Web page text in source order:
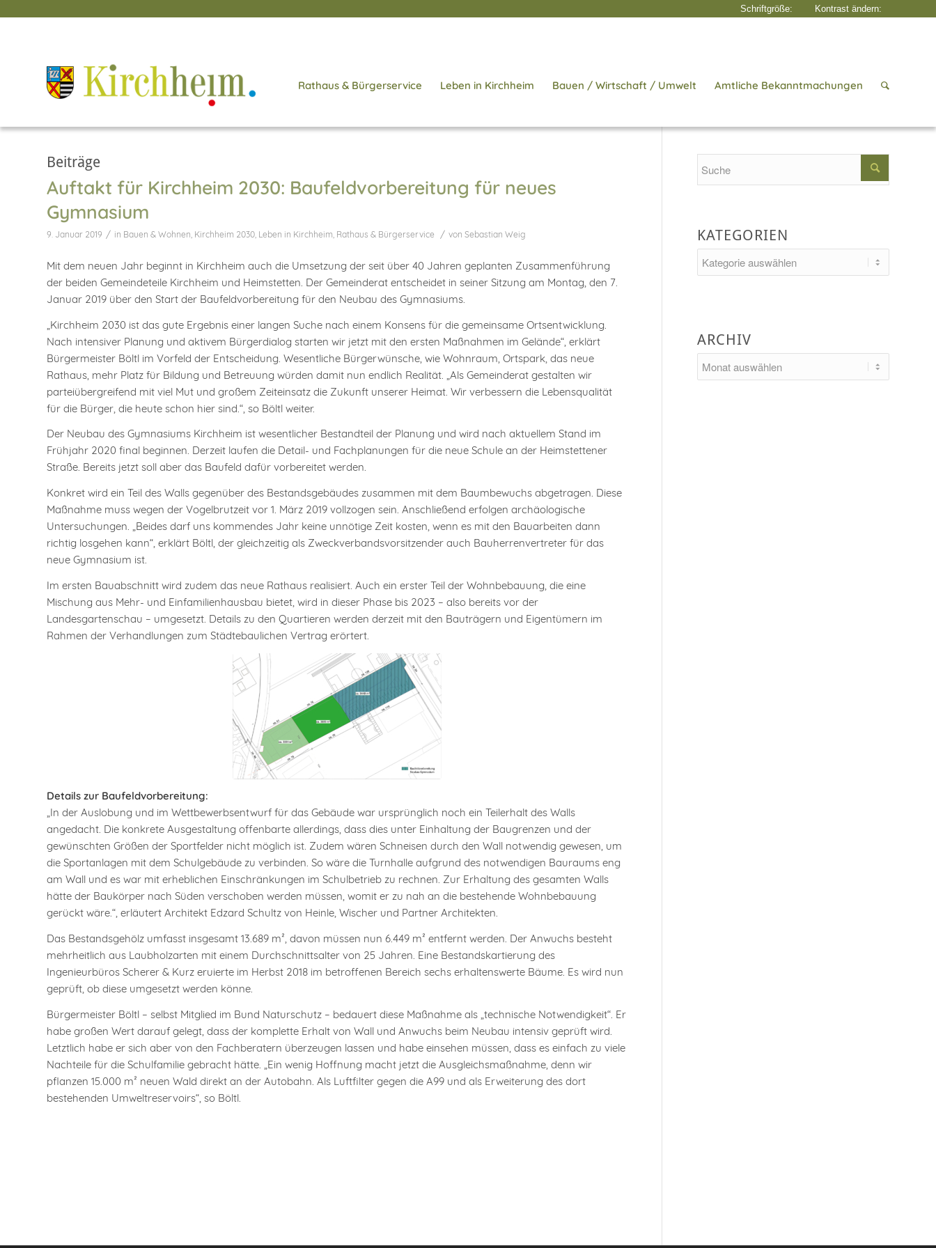
Rathaus & Bürgerservice Leben in Kirchheim Bauen / Wirtschaft / Umwelt Amtliche Bekanntmachungen
Beiträge
Auftakt für Kirchheim 2030: Baufeldvorbereitung für neues
Gymnasium
9. Januar 2019 / in Bauen & Wohnen, Kirchheim 2030, Leben in Kirchheim, Rathaus & Bürgerservice / von Sebastian Weig
Mit dem neuen Jahr beginnt in Kirchheim auch die Umsetzung der seit über 40 Jahren geplanten Zusammenführung
der beiden Gemeindeteile Kirchheim und Heimstetten. Der Gemeinderat entscheidet in seiner Sitzung am Montag, den 7.
Januar 2019 über den Start der Baufeldvorbereitung für den Neubau des Gymnasiums.
„Kirchheim 2030 ist das gute Ergebnis einer langen Suche nach einem Konsens für die gemeinsame Ortsentwicklung.
Nach intensiver Planung und aktivem Bürgerdialog starten wir jetzt mit den ersten Maßnahmen im Gelände“, erklärt
Bürgermeister Böltl im Vorfeld der Entscheidung. Wesentliche Bürgerwünsche, wie Wohnraum, Ortspark, das neue
Rathaus, mehr Platz für Bildung und Betreuung würden damit nun endlich Realität. „Als Gemeinderat gestalten wir
parteiübergreifend mit viel Mut und großem Zeiteinsatz die Zukunft unserer Heimat. Wir verbessern die Lebensqualität
für die Bürger, die heute schon hier sind.“, so Böltl weiter.
Der Neubau des Gymnasiums Kirchheim ist wesentlicher Bestandteil der Planung und wird nach aktuellem Stand im
Frühjahr 2020 final beginnen. Derzeit laufen die Detail- und Fachplanungen für die neue Schule an der Heimstettener
Straße. Bereits jetzt soll aber das Baufeld dafür vorbereitet werden.
Konkret wird ein Teil des Walls gegenüber des Bestandsgebäudes zusammen mit dem Baumbewuchs abgetragen. Diese
Maßnahme muss wegen der Vogelbrutzeit vor 1. März 2019 vollzogen sein. Anschließend erfolgen archäologische
Untersuchungen. „Beides darf uns kommendes Jahr keine unnötige Zeit kosten, wenn es mit den Bauarbeiten dann
richtig losgehen kann“, erklärt Böltl, der gleichzeitig als Zweckverbandsvorsitzender auch Bauherrenvertreter für das
neue Gymnasium ist.
Im ersten Bauabschnitt wird zudem das neue Rathaus realisiert. Auch ein erster Teil der Wohnbebauung, die eine
Mischung aus Mehr- und Einfamilienhausbau bietet, wird in dieser Phase bis 2023 – also bereits vor der
Landesgartenschau – umgesetzt. Details zu den Quartieren werden derzeit mit den Bauträgern und Eigentümern im
Rahmen der Verhandlungen zum Städtebaulichen Vertrag erörtert.
Details zur Baufeldvorbereitung:
„In der Auslobung und im Wettbewerbsentwurf für das Gebäude war ursprünglich noch ein Teilerhalt des Walls
angedacht. Die konkrete Ausgestaltung offenbarte allerdings, dass dies unter Einhaltung der Baugrenzen und der
gewünschten Größen der Sportfelder nicht möglich ist. Zudem wären Schneisen durch den Wall notwendig gewesen, um
die Sportanlagen mit dem Schulgebäude zu verbinden. So wäre die Turnhalle aufgrund des notwendigen Bauraums eng
am Wall und es war mit erheblichen Einschränkungen im Schulbetrieb zu rechnen. Zur Erhaltung des gesamten Walls
hätte der Baukörper nach Süden verschoben werden müssen, womit er zu nah an die bestehende Wohnbebauung
gerückt wäre.“, erläutert Architekt Edzard Schultz von Heinle, Wischer und Partner Architekten.
Das Bestandsgehölz umfasst insgesamt 13.689 m², davon müssen nun 6.449 m² entfernt werden. Der Anwuchs besteht
mehrheitlich aus Laubholzarten mit einem Durchschnittsalter von 25 Jahren. Eine Bestandskartierung des
Ingenieurbüros Scherer & Kurz eruierte im Herbst 2018 im betroffenen Bereich sechs erhaltenswerte Bäume. Es wird nun
geprüft, ob diese umgesetzt werden könne.
Bürgermeister Böltl – selbst Mitglied im Bund Naturschutz – bedauert diese Maßnahme als „technische Notwendigkeit“. Er
habe großen Wert darauf gelegt, dass der komplette Erhalt von Wall und Anwuchs beim Neubau intensiv geprüft wird.
Letztlich habe er sich aber von den Fachberatern überzeugen lassen und habe einsehen müssen, dass es einfach zu viele
Nachteile für die Schulfamilie gebracht hätte. „Ein wenig Hoffnung macht jetzt die Ausgleichsmaßnahme, denn wir
pflanzen 15.000 m² neuen Wald direkt an der Autobahn. Als Luftfilter gegen die A99 und als Erweiterung des dort
bestehenden Umweltreservoirs“, so Böltl.
KATEGORIEN
ARCHIV